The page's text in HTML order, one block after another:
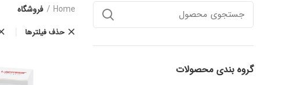
گروه بندی محصولات
Home فروشگاه
حذف فیلترها